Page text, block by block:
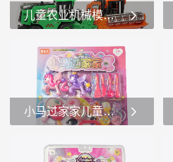
狗狗保护队为主题，包含多
个可爱的狗狗角色和一个人
儿童农业机械模逼真农业机械玩具惯性模拟农场机械
型，包括两台不同颜色和功
能的拖拉机。1.颜色和设
计： -这组玩具拖拉机有两
种颜色：一台是绿色，另一
台是橙色。绿色拖拉机的车
小马过家家儿童厨房玩具套装粉色独角兽与厨房玩具
过家家”的儿童玩具套装，适